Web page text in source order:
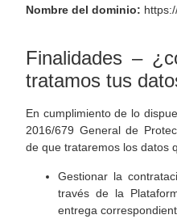
Nombre del dominio:
Finalidades –
tratamos tus
En cumplimiento de lo
2016/679 General de
de que trataremos los datos
Gestionar la
través de la
entrega